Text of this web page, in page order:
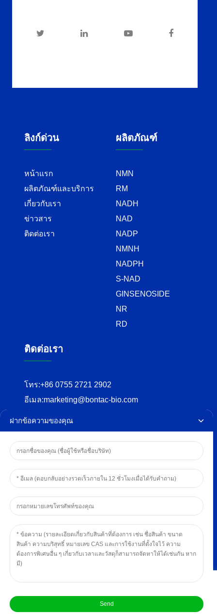
ลิงก์ด่วน
หน้าแรก
ผลิตภัณฑ์และบริการ
เกี่ยวกับเรา
ข่าวสาร
ติดต่อเรา
ผลิตภัณฑ์
NMN
RM
NADH
NAD
NADP
NMNH
NADPH
S-NAD
GINSENOSIDE
NR
RD
ติดต่อเรา
โทร:+86 0755 2721 2902
อีเมล:marketing@bontac-bio.com
ถนนเฟิงหวง, เขตกวางหมิง, เซินเจิ้น
ลิขสิทธิ์ © 2024 BONTAC BIO-
ส่ง
เว็บไซต์นี้ใช้คุกกี้เพื่อปรับปรุงประสบการณ์ของคุณ เราจะถือว่าคุณโอ
การตั้งค่าคุกกี้
ฝากข้อความของคุณ